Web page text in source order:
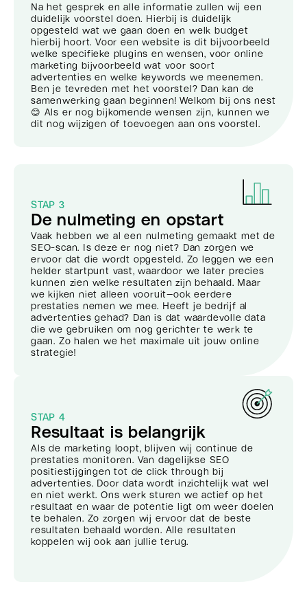
Na het gesprek en alle informatie zullen wij een
duidelijk voorstel doen. Hierbij is duidelijk
opgesteld wat we gaan doen en welk budget
hierbij hoort. Voor een website is dit bijvoorbeeld
welke specifieke plugins en wensen, voor online
marketing bijvoorbeeld wat voor soort
advertenties en welke keywords we meenemen.
Ben je tevreden met het voorstel? Dan kan de
samenwerking gaan beginnen! Welkom bij ons nest
😊 Als er nog bijkomende wensen zijn, kunnen we
dit nog wijzigen of toevoegen aan ons voorstel.
STAP 3
De nulmeting en opstart
Vaak hebben we al een nulmeting gemaakt met de
SEO-scan. Is deze er nog niet? Dan zorgen we
ervoor dat die wordt opgesteld. Zo leggen we een
helder startpunt vast, waardoor we later precies
kunnen zien welke resultaten zijn behaald. Maar
we kijken niet alleen vooruit—ook eerdere
prestaties nemen we mee. Heeft je bedrijf al
advertenties gehad? Dan is dat waardevolle data
die we gebruiken om nog gerichter te werk te
gaan. Zo halen we het maximale uit jouw online
strategie!
STAP 4
Resultaat is belangrijk
Als de marketing loopt, blijven wij continue de
prestaties monitoren. Van dagelijkse SEO
positiestijgingen tot de click through bij
advertenties. Door data wordt inzichtelijk wat wel
en niet werkt. Ons werk sturen we actief op het
resultaat en waar de potentie ligt om weer doelen
te behalen. Zo zorgen wij ervoor dat de beste
resultaten behaald worden. Alle resultaten
koppelen wij ook aan jullie terug.